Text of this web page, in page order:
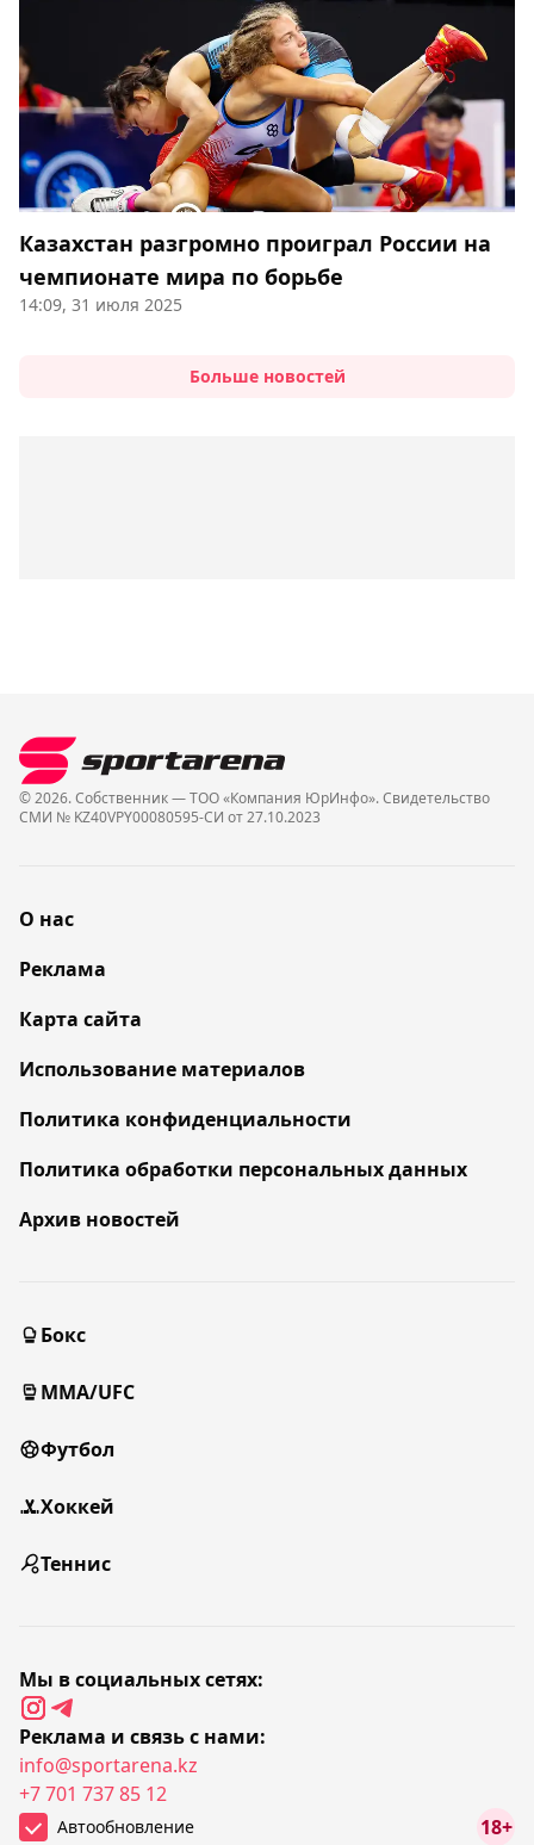
Казахстан разгромно проиграл России на
чемпионате мира по борьбе
14:09, 31 июля 2025
Больше новостей
© 2026. Собственник — ТОО «Компания ЮрИнфо». Cвидетельство
СМИ № KZ40VPY00080595-СИ от 27.10.2023
О нас
Реклама
Карта сайта
Использование материалов
Политика конфиденциальности
Политика обработки персональных данных
Архив новостей
Бокс
MMA/UFC
Футбол
Хоккей
Теннис
Мы в социальных сетях:
Реклама и связь с нами:
info@sportarena.kz
+7 701 737 85 12
Автообновление 18+